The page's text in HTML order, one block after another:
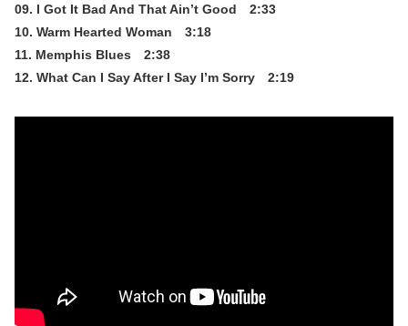
09. I Got It Bad And That Ain’t Good 2:33
10. Warm Hearted Woman 3:18
11. Memphis Blues 2:38
12. What Can I Say After I Say I’m Sorry 2:19